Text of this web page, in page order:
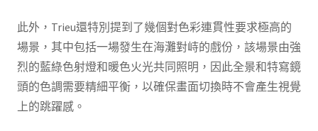
此外，Trieu還特別提到了幾個對色彩連貫性要求極高的
場景，其中包括一場發生在海灘對峙的戲份，該場景由強
烈的藍綠色射燈和暖色火光共同照明，因此全景和特寫鏡
頭的色調需要精細平衡，以確保畫面切換時不會產生視覺
上的跳躍感。